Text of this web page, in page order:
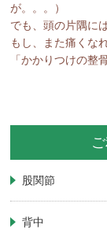
が。。。）
でも、頭の片隅に
もし、また痛くな
「かかりつけの整
股関節
背中